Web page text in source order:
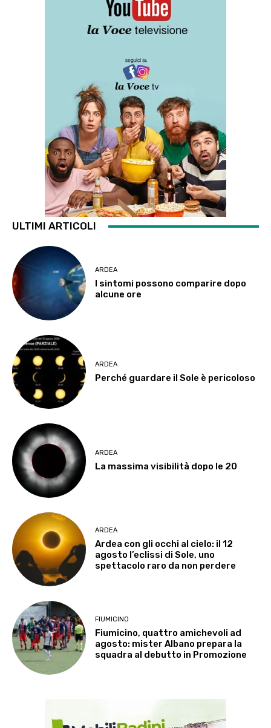
ULTIMI ARTICOLI
ARDEA
I sintomi possono comparire dopo
alcune ore
ARDEA
Perché guardare il Sole è pericoloso
ARDEA
La massima visibilità dopo le 20
ARDEA
Ardea con gli occhi al cielo: il 12
agosto l’eclissi di Sole, uno
spettacolo raro da non perdere
FIUMICINO
Fiumicino, quattro amichevoli ad
agosto: mister Albano prepara la
squadra al debutto in Promozione